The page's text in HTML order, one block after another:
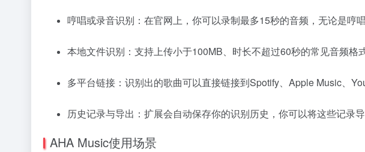
哼唱或录音识别：在官网上，你可以录制最多15秒的音频，无论是哼
本地文件识别：支持上传小于100MB、时长不超过60秒的常见音频格
多平台链接：识别出的歌曲可以直接链接到Spotify、Apple Music、
历史记录与导出：扩展会自动保存你的识别历史，你可以将这些记录
AHA Music使用场景